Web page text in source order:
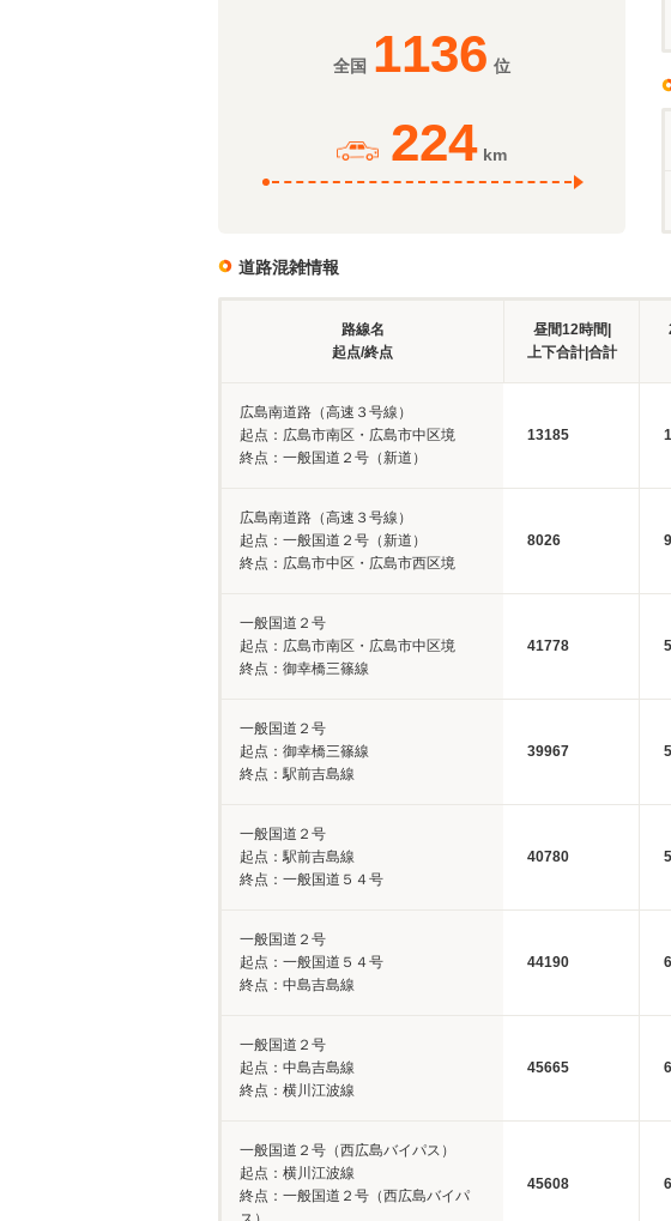
全国 1136 位
224 km
道路混雑情報
路線名
起点/終点
昼間12時間|
上下合計|合計
広島南道路（高速３号線）
起点：広島市南区・広島市中区境
終点：一般国道２号（新道）
13185
広島南道路（高速３号線）
起点：一般国道２号（新道）
終点：広島市中区・広島市西区境
8026
一般国道２号
起点：広島市南区・広島市中区境
終点：御幸橋三篠線
41778
一般国道２号
起点：御幸橋三篠線
終点：駅前吉島線
39967
一般国道２号
起点：駅前吉島線
終点：一般国道５４号
40780
一般国道２号
起点：一般国道５４号
終点：中島吉島線
44190
一般国道２号
起点：中島吉島線
終点：横川江波線
45665
一般国道２号（西広島バイパス）
起点：横川江波線
終点：一般国道２号（西広島バイパ
45608